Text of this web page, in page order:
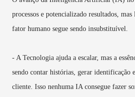
processos e potencializado resultados,
fator humano segue sendo insubstituível.
- A Tecnologia ajuda a escalar, mas a
sendo contar histórias, gerar identificação
cliente. Isso nenhuma IA consegue fazer